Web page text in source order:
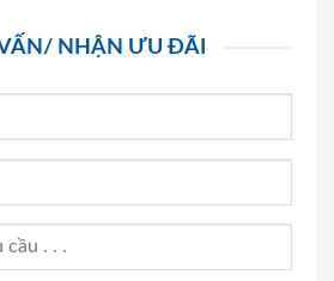
NHẬN ƯU ĐÃI